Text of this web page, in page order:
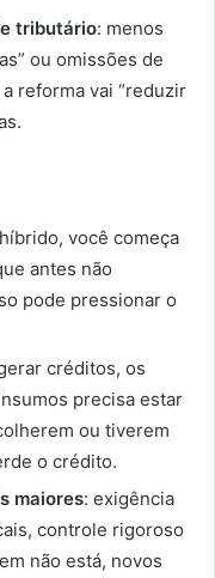
tributário: menos
ou omissões de
reforma vai “reduzir
você começa
antes não
pode pressionar o
créditos, os
precisa estar
ou tiverem
o crédito.
maiores: exigência
controle rigoroso
não está, novos